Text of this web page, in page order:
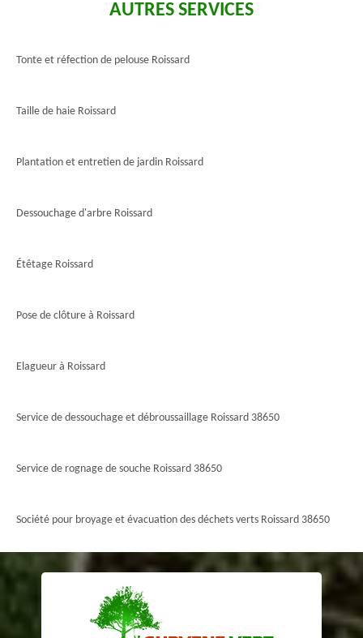
AUTRES SERVICES
Tonte et réfection de pelouse Roissard
Taille de haie Roissard
Plantation et entretien de jardin Roissard
Dessouchage d'arbre Roissard
Étêtage Roissard
Pose de clôture à Roissard
Elagueur à Roissard
Service de dessouchage et débroussaillage Roissard 38650
Service de rognage de souche Roissard 38650
Société pour broyage et évacuation des déchets verts Roissard 38650